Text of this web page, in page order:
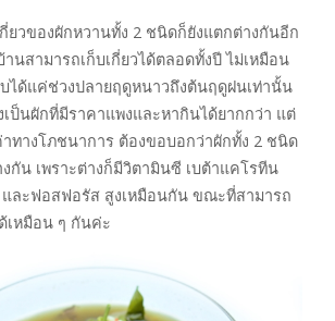
ยวของผักหวานทั้ง 2 ชนิดก็ยังแตกต่างกันอีก
นสามารถเก็บเกี่ยวได้ตลอดทั้งปี ไม่เหมือน
ได้แค่ช่วงปลายฤดูหนาวถึงต้นฤดูฝนเท่านั้น
ป็นผักที่มีราคาแพงและหากินได้ยากกว่า แต่
ทางโภชนาการ ต้องขอบอกว่าผักทั้ง 2 ชนิด
กัน เพราะต่างก็มีวิตามินซี เบต้าแคโรทีน
ละฟอสฟอรัส สูงเหมือนกัน ขณะที่สามารถ
เหมือน ๆ กันค่ะ